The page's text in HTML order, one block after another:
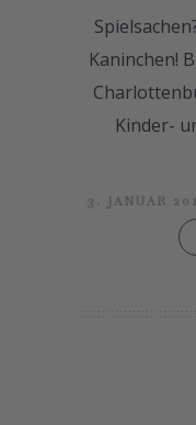
Kaninchen!
Kinder-
3. JANUAR